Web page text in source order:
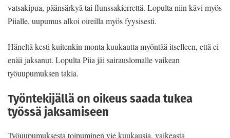
vatsakipua, päänsärkyä tai flunssakierrettä. Lopulta niin kävi myös
Piialle, uupumus alkoi oireilla myös fyysisesti.
Häneltä kesti kuitenkin monta kuukautta myöntää itselleen, että ei
enää jaksanut. Lopulta Piia jäi sairauslomalle vaikean
työuupumuksen takia.
Työntekijällä on oikeus saada tukea
työssä jaksamiseen
Työuupumuksesta toipuminen vie kuukausia, vaikeasta